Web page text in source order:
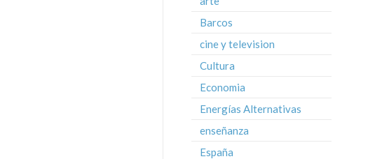
Barcos
cine y television
Cultura
Economia
Energías Alternativas
enseñanza
España